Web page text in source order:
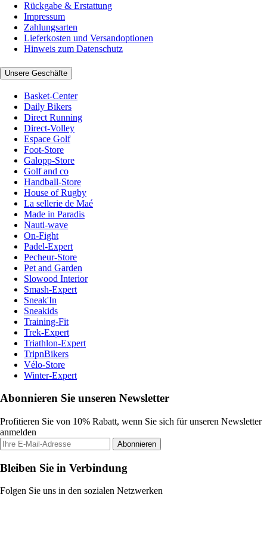
Rückgabe & Erstattung
Impressum
Zahlungsarten
Lieferkosten und Versandoptionen
Hinweis zum Datenschutz
Unsere Geschäfte
Basket-Center
Daily Bikers
Direct Running
Direct-Volley
Espace Golf
Foot-Store
Galopp-Store
Golf and co
Handball-Store
House of Rugby
La sellerie de Maé
Made in Paradis
Nauti-wave
On-Fight
Padel-Expert
Pecheur-Store
Pet and Garden
Slowood Interior
Smash-Expert
Sneak'In
Sneakids
Training-Fit
Trek-Expert
Triathlon-Expert
TripnBikers
Vélo-Store
Winter-Expert
Abonnieren Sie unseren Newsletter
Profitieren Sie von 10% Rabatt, wenn Sie sich für unseren Newsletter
anmelden
Abonnieren
Bleiben Sie in Verbindung
Folgen Sie uns in den sozialen Netzwerken